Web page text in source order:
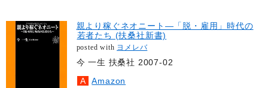
親より稼ぐネオニート―「脱・雇用」時代の
若者たち (扶桑社新書)
posted with ヨメレバ
今 一生 扶桑社 2007-02
Amazon